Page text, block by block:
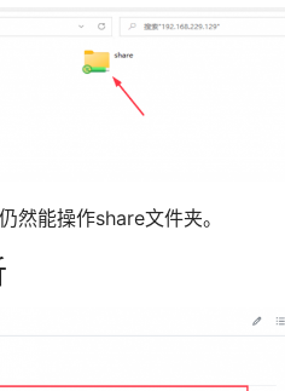
然能操作share文件夹。